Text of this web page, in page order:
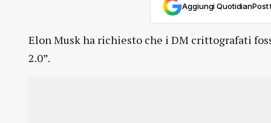
Aggiungi
Elon Musk ha richiesto che i DM crittografati
2.0”.